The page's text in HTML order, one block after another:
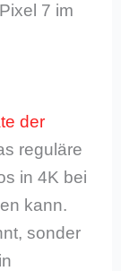
7 im
der
reguläre
in 4K bei
kann.
sonder